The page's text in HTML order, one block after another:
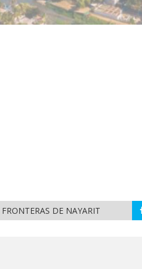
DE NAYARIT